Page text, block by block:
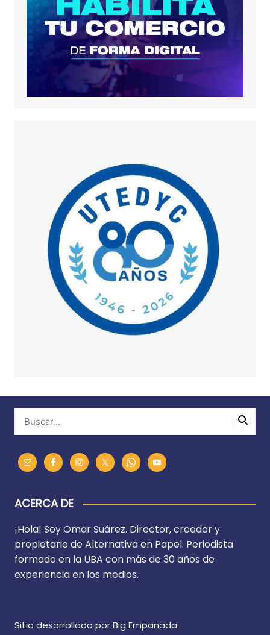
ACERCA DE
¡Hola! Soy Omar Suárez. Director, creador y
propietario de Alternativa en Papel. Periodista
formado en la UBA con más de 30 años de
experiencia en los medios.
Sitio desarrollado por Big Empanada